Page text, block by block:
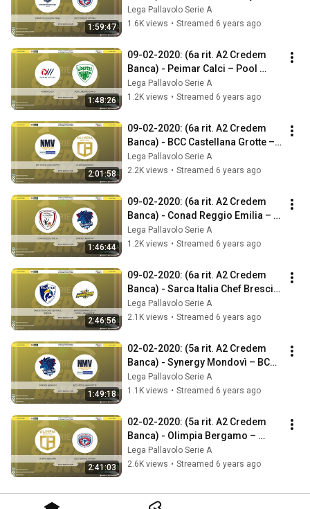
1:59:47
– Sieco Service Ortona
Lega Pallavolo Serie A
1.6K views • Streamed 6 years ago
1:48:26
09-02-2020: (6a rit. A2 Credem
Banca) - Peimar Calci – Pool
Libertas Cantù
Lega Pallavolo Serie A
1.2K views • Streamed 6 years ago
2:01:58
09-02-2020: (6a rit. A2 Credem
Banca) - BCC Castellana Grotte –
Olimpia Bergamo
Lega Pallavolo Serie A
2.2K views • Streamed 6 years ago
1:46:44
09-02-2020: (6a rit. A2 Credem
Banca) - Conad Reggio Emilia –
Synergy Mondovì
Lega Pallavolo Serie A
1.2K views • Streamed 6 years ago
2:46:56
09-02-2020: (6a rit. A2 Credem
Banca) - Sarca Italia Chef Brescia
– Materdominivolley.it Castellana
Lega Pallavolo Serie A
2.1K views • Streamed 6 years ago
1:49:18
02-02-2020: (5a rit. A2 Credem
Banca) - Synergy Mondovì – BCC
Castellana Grotte
Lega Pallavolo Serie A
1.1K views • Streamed 6 years ago
2:41:03
02-02-2020: (5a rit. A2 Credem
Banca) - Olimpia Bergamo –
Sieco Service Ortona
Lega Pallavolo Serie A
2.6K views • Streamed 6 years ago